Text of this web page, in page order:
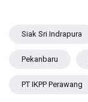
Siak Sri Indrapura
Pekanbaru
PT IKPP Perawang